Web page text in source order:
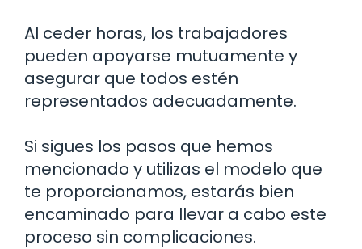
Al ceder horas, los trabajadores
pueden apoyarse mutuamente y
asegurar que todos estén
representados adecuadamente.
Si sigues los pasos que hemos
mencionado y utilizas el modelo que
te proporcionamos, estarás bien
encaminado para llevar a cabo este
proceso sin complicaciones.